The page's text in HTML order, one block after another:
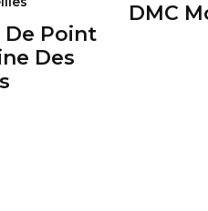
De Point
Des
DMC